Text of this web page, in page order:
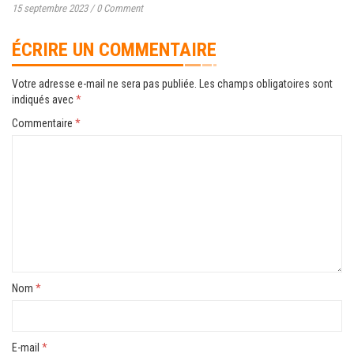
15 septembre 2023 / 0 Comment
ÉCRIRE UN COMMENTAIRE
Votre adresse e-mail ne sera pas publiée. Les champs obligatoires sont
indiqués avec*
Commentaire *
Nom *
E-mail *